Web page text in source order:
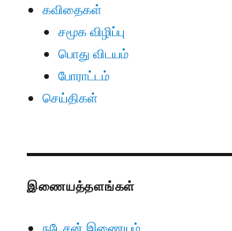
கவிதைகள்
சமூக விழிப்பு
பொது விடயம்
போராட்டம்
செய்திகள்
இணையத்தளங்கள்